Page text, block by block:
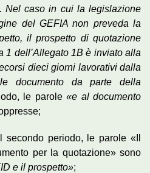
Nel caso in cui la legislazione
del GEFIA non preveda la
il prospetto di quotazione
1 dell’Allegato 1B è inviato alla
dieci giorni lavorativi dalla
documento da parte della
le parole «e al documento
secondo periodo, le parole «Il
per la quotazione» sono
e il prospetto»;